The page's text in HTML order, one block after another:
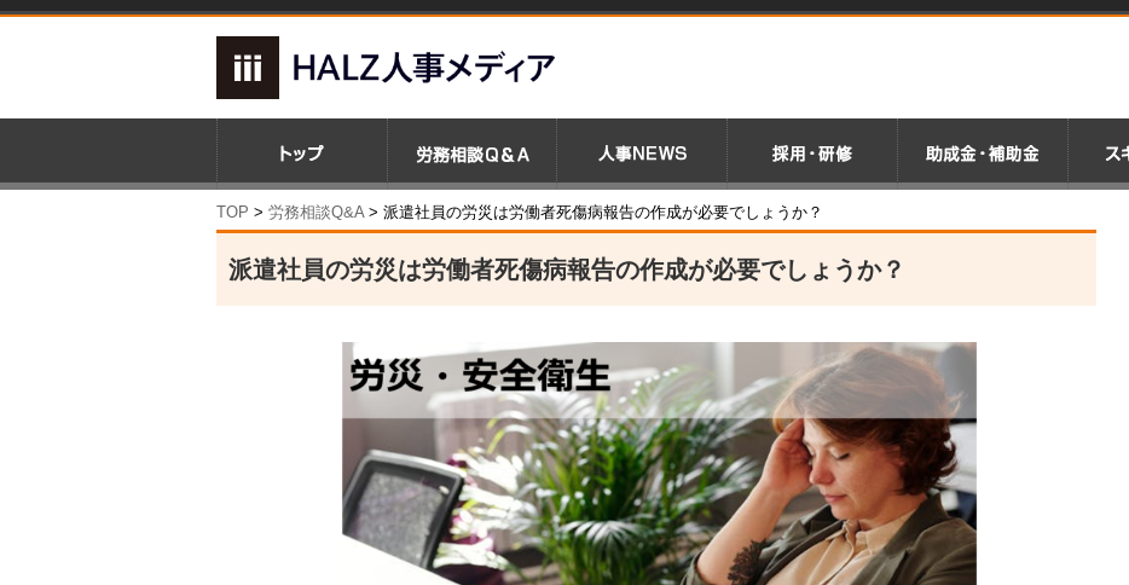
TOP > 労務相談Q&A> 派遣社員の労災は労働者死傷病報告の作成が必要でしょうか？
派遣社員の労災は労働者死傷病報告の作成が必要でしょうか？